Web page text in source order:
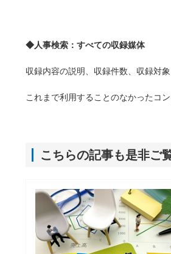
◆人事検索：すべての収録媒体
収録内容の説明、収録件数、収録対
これまで利用することのなかったコ
こちらの記事も是非ご